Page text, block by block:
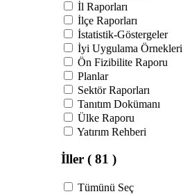
İl Raporları
İlçe Raporları
İstatistik-Göstergeler
İyi Uygulama Örnekleri
Ön Fizibilite Raporu
Planlar
Sektör Raporları
Tanıtım Dokümanı
Ülke Raporu
Yatırım Rehberi
İller ( 81 )
Tümünü Seç